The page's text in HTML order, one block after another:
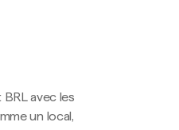
avec les
un local,